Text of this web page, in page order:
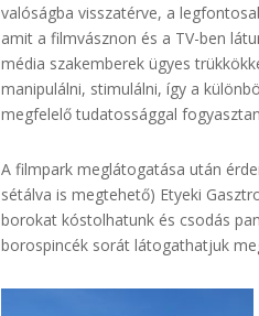
valóságba visszatérve, a
amit a filmvásznon és a TV-ben
média szakemberek ügyes
manipulálni, stimulálni, így a
megfelelő tudatossággal
A filmpark meglátogatása után
sétálva is megtehető) Etyeki
borokat kóstolhatunk és csodás
borospincék sorát látogathatjuk